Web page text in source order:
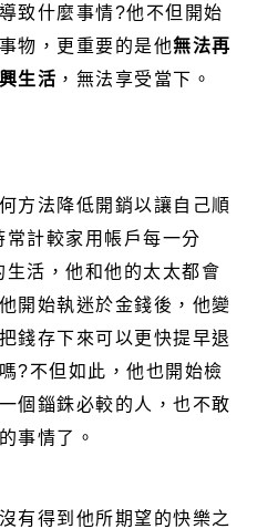
致什麼事情?他不但開始
物，更重要的是他無法再
生活 ，無法享受當下。
方法降低開銷以讓自己順
計較家用帳戶每一分
活，他和他的太太都會
開始執迷於金錢後，他變
錢存下來可以更快提早退
?不但如此，他也開始檢
個錙銖必較的人，也不敢
事情了。
有得到他所期望的快樂之